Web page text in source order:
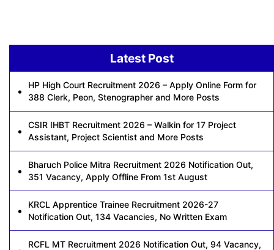
Latest Post
HP High Court Recruitment 2026 – Apply Online Form for
388 Clerk, Peon, Stenographer and More Posts
CSIR IHBT Recruitment 2026 – Walkin for 17 Project
Assistant, Project Scientist and More Posts
Bharuch Police Mitra Recruitment 2026 Notification Out,
351 Vacancy, Apply Offline From 1st August
KRCL Apprentice Trainee Recruitment 2026-27
Notification Out, 134 Vacancies, No Written Exam
RCFL MT Recruitment 2026 Notification Out, 94 Vacancy,